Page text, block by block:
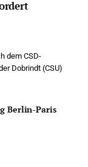
dem CSD-
Dobrindt (CSU)
Berlin-Paris